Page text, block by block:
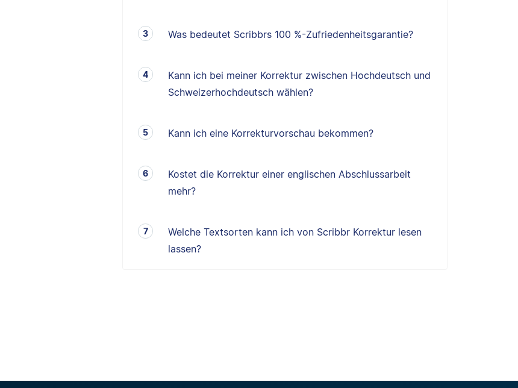
Was bedeutet Scribbrs 100 %-Zufriedenheitsgarantie?
Kann ich bei meiner Korrektur zwischen Hochdeutsch und
Schweizerhochdeutsch wählen?
Kann ich eine Korrekturvorschau bekommen?
Kostet die Korrektur einer englischen Abschlussarbeit
mehr?
Welche Textsorten kann ich von Scribbr Korrektur lesen
lassen?